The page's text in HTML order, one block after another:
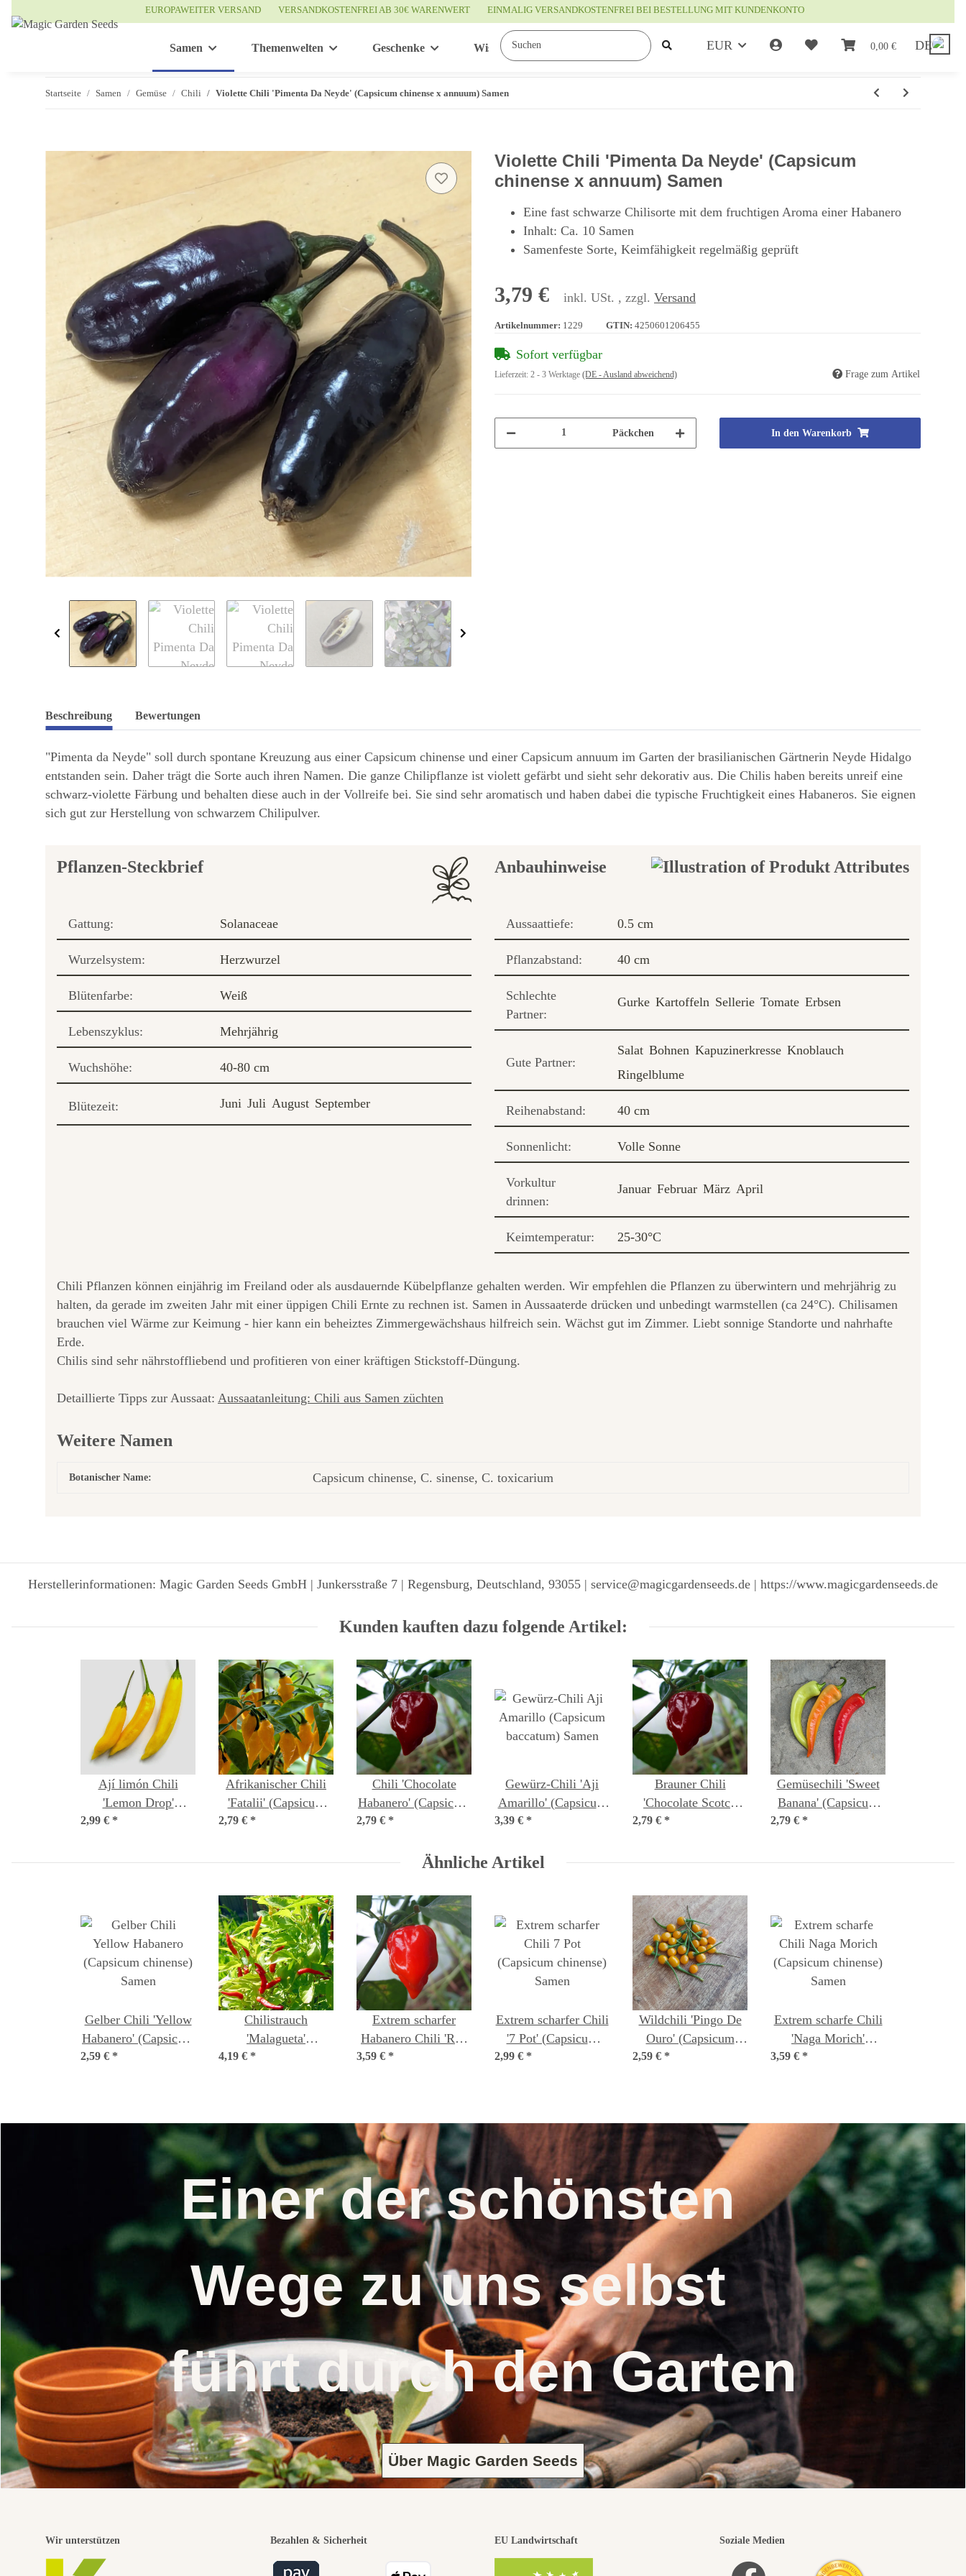
EUROPAWEITER VERSAND VERSANDKOSTENFREI AB 30€ WARENWERT EINMALIG VERSANDKOSTENFREI BEI BESTELLUNG MIT KUNDENKONTO
EUR 0,00 € DE
Samen Themenwelten Geschenke Wissenswertes
Startseite Samen Gemüse Chili Violette Chili 'Pimenta Da Neyde' (Capsicum chinense x annuum) Samen
Violette Chili 'Pimenta Da Neyde' (Capsicum
chinense x annuum) Samen
Eine fast schwarze Chilisorte mit dem fruchtigen Aroma einer Habanero
Inhalt: Ca. 10 Samen
Samenfeste Sorte, Keimfähigkeit regelmäßig geprüft
3,79 € inkl. USt. , zzgl. Versand
Artikelnummer: 1229 GTIN: 4250601206455
Sofort verfügbar
Lieferzeit: 2 - 3 Werktage (DE - Ausland abweichend) Frage zum Artikel
Päckchen In den Warenkorb
Beschreibung Bewertungen
"Pimenta da Neyde" soll durch spontane Kreuzung aus einer Capsicum chinense und einer Capsicum annuum im Garten der brasilianischen Gärtnerin Neyde Hidalgo
entstanden sein. Daher trägt die Sorte auch ihren Namen. Die ganze Chilipflanze ist violett gefärbt und sieht sehr dekorativ aus. Die Chilis haben bereits unreif eine
schwarz-violette Färbung und behalten diese auch in der Vollreife bei. Sie sind sehr aromatisch und haben dabei die typische Fruchtigkeit eines Habaneros. Sie eignen
sich gut zur Herstellung von schwarzem Chilipulver.
Pflanzen-Steckbrief
Gattung: Solanaceae
Wurzelsystem: Herzwurzel
Blütenfarbe: Weiß
Lebenszyklus: Mehrjährig
Wuchshöhe: 40-80 cm
Blütezeit: Juni Juli August September
Anbauhinweise
Aussaattiefe: 0.5 cm
Pflanzabstand: 40 cm
Schlechte
Partner:
Gurke Kartoffeln Sellerie Tomate Erbsen
Gute Partner:
Salat Bohnen Kapuzinerkresse Knoblauch
Ringelblume
Reihenabstand: 40 cm
Sonnenlicht: Volle Sonne
Vorkultur
drinnen:
Januar Februar März April
Keimtemperatur: 25-30°C
Chili Pflanzen können einjährig im Freiland oder als ausdauernde Kübelpflanze gehalten werden. Wir empfehlen die Pflanzen zu überwintern und mehrjährig zu
halten, da gerade im zweiten Jahr mit einer üppigen Chili Ernte zu rechnen ist. Samen in Aussaaterde drücken und unbedingt warmstellen (ca 24°C). Chilisamen
brauchen viel Wärme zur Keimung - hier kann ein beheiztes Zimmergewächshaus hilfreich sein. Wächst gut im Zimmer. Liebt sonnige Standorte und nahrhafte
Erde.
Chilis sind sehr nährstoffliebend und profitieren von einer kräftigen Stickstoff-Düngung.
Detaillierte Tipps zur Aussaat: Aussaatanleitung: Chili aus Samen züchten
Weitere Namen
Botanischer Name: Capsicum chinense, C. sinense, C. toxicarium
Herstellerinformationen: Magic Garden Seeds GmbH | Junkersstraße 7 | Regensburg, Deutschland, 93055 | service@magicgardenseeds.de | https://www.magicgardenseeds.de
Kunden kauften dazu folgende Artikel:
Ají limón Chili
'Lemon Drop'
(Capsicum baccatum)
2,99 € *
Afrikanischer Chili
'Fatalii' (Capsicum
chinense) Samen
2,79 € *
Chili 'Chocolate
Habanero' (Capsicum
chinense) Samen
2,79 € *
Gewürz-Chili 'Aji
Amarillo' (Capsicum
baccatum) Samen
3,39 € *
Brauner Chili
'Chocolate Scotch
Bonnet' (Capsicum
2,79 € *
Gemüsechili 'Sweet
Banana' (Capsicum
annuum) Samen
2,79 € *
Ähnliche Artikel
Gelber Chili 'Yellow
Habanero' (Capsicum
chinense) Samen
2,59 € *
Chilistrauch
'Malagueta'
(Capsicum
4,19 € *
Extrem scharfer
Habanero Chili 'Red
Savina' (Capsicum
3,59 € *
Extrem scharfer Chili
'7 Pot' (Capsicum
chinense) Samen
2,99 € *
Wildchili 'Pingo De
Ouro' (Capsicum
chinense) Samen
2,59 € *
Extrem scharfe Chili
'Naga Morich'
(Capsicum chinense)
3,59 € *
Einer der schönsten
Wege zu uns selbst
führt durch den Garten
Über Magic Garden Seeds
Wir unterstützen Bezahlen & Sicherheit EU Landwirtschaft Soziale Medien